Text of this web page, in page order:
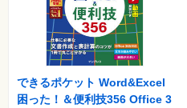
できるポケット Word&Excel
困った！＆便利技356 Office 3